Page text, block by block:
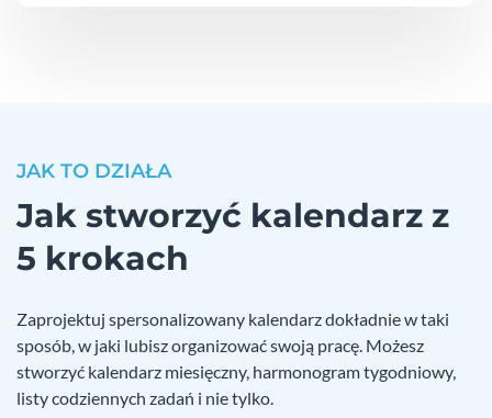
JAK TO DZIAŁA
Jak stworzyć kalendarz z
5 krokach
Zaprojektuj spersonalizowany kalendarz dokładnie w taki
sposób, w jaki lubisz organizować swoją pracę. Możesz
stworzyć kalendarz miesięczny, harmonogram tygodniowy,
listy codziennych zadań i nie tylko.